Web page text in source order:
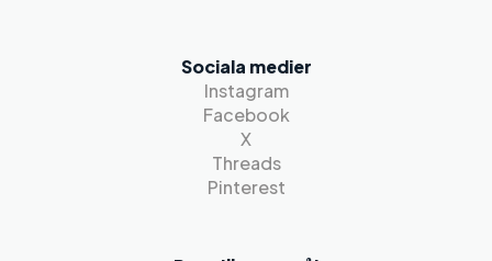
Sociala medier
Instagram
Facebook
X
Threads
Pinterest